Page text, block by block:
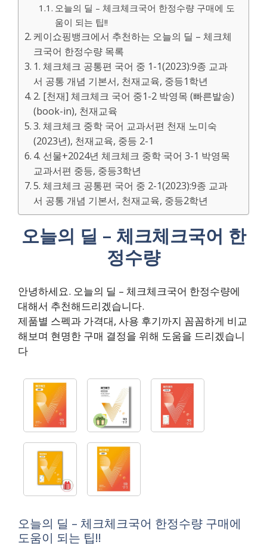
오늘의 딜 – 체크체크국어 한정수량 구매에 도
움이 되는 팁!!
케이쇼핑뱅크에서 추천하는 오늘의 딜 – 체크체
크국어 한정수량 목록
1. 체크체크 공통편 국어 중 1-1(2023):9종 교과
서 공통 개념 기본서, 천재교육, 중등1학년
2. [천재] 체크체크 국어 중1-2 박영목 (빠른발송)
(book-in), 천재교육
3. 체크체크 중학 국어 교과서편 천재 노미숙
(2023년), 천재교육, 중등 2-1
4. 선물+2024년 체크체크 중학 국어 3-1 박영목
교과서편 중등, 중등3학년
5. 체크체크 공통편 국어 중 2-1(2023):9종 교과
서 공통 개념 기본서, 천재교육, 중등2학년
오늘의 딜 – 체크체크국어 한
정수량
안녕하세요. 오늘의 딜 – 체크체크국어 한정수량에
대해서 추천해드리겠습니다.
제품별 스펙과 가격대, 사용 후기까지 꼼꼼하게 비교
해보며 현명한 구매 결정을 위해 도움을 드리겠습니
다
오늘의 딜 – 체크체크국어 한정수량 구매에
도움이 되는 팁!!